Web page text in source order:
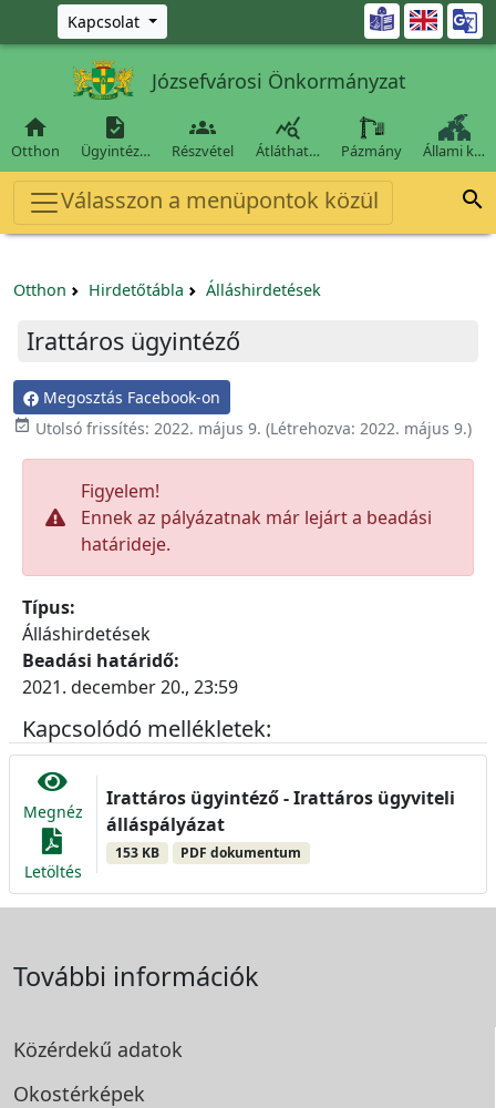
Ugrás a fő tartalomra
Kapcsolat 
Józsefvárosi Önkormányzat

Otthon

Ügyintéz…

Részvétel

Átláthat… Pázmány Állami k…
Válasszon a menüpontok közül 
Otthon Hirdetőtábla Álláshirdetések
Irattáros ügyintéző
Megosztás Facebook-on
 Utolsó frissítés: 2022. május 9. (Létrehozva: 2022. május 9.)
Figyelem!
Ennek az pályázatnak már lejárt a beadási
határideje.
Típus:
Álláshirdetések
Beadási határidő:
2021. december 20., 23:59
Kapcsolódó mellékletek:
Megnéz
Letöltés
Irattáros ügyintéző - Irattáros ügyviteli
álláspályázat
153 KB PDF dokumentum
További információk
Közérdekű adatok
Okostérképek